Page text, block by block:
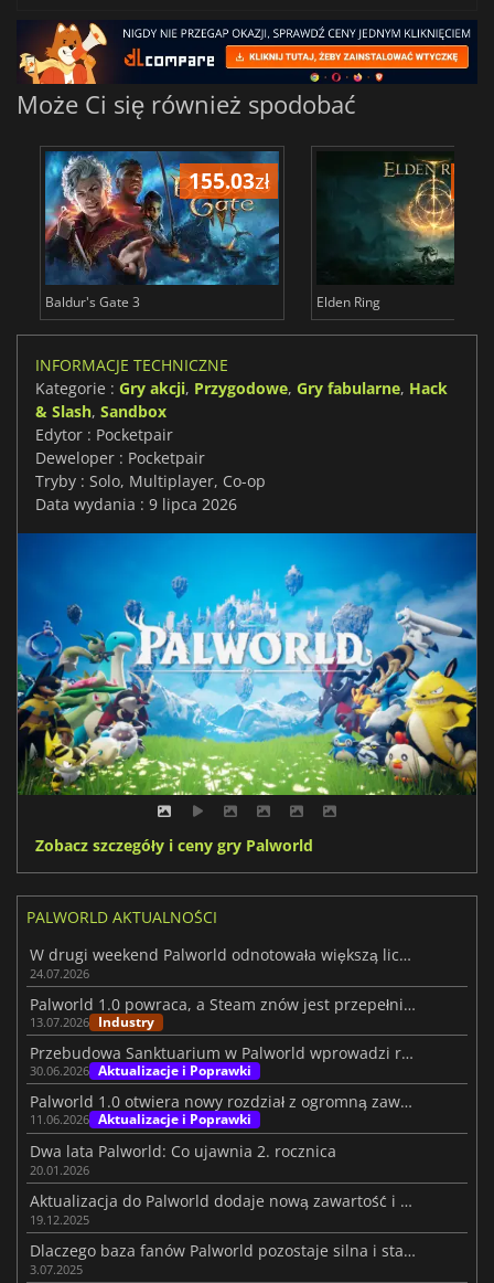
Może Ci się również spodobać
155.03zł
Baldur's Gate 3 Elden Ring
INFORMACJE TECHNICZNE
Kategorie : Gry akcji, Przygodowe, Gry fabularne, Hack
& Slash, Sandbox
Edytor : Pocketpair
Deweloper : Pocketpair
Tryby : Solo, Multiplayer, Co-op
Data wydania : 9 lipca 2026
Zobacz szczegóły i ceny gry Palworld
PALWORLD AKTUALNOŚCI
W drugi weekend Palworld odnotowała większą liczbę graczy w szczycie
24.07.2026
Palworld 1.0 powraca, a Steam znów jest przepełniony
13.07.2026 Industry
Przebudowa Sanktuarium w Palworld wprowadzi rzadkie postacie i drony
30.06.2026 Aktualizacje i Poprawki
Palworld 1.0 otwiera nowy rozdział z ogromną zawartością
11.06.2026 Aktualizacje i Poprawki
Dwa lata Palworld: Co ujawnia 2. rocznica
20.01.2026
Aktualizacja do Palworld dodaje nową zawartość i usprawnia kluczowe systemy
19.12.2025
Dlaczego baza fanów Palworld pozostaje silna i stabilna?
3.07.2025